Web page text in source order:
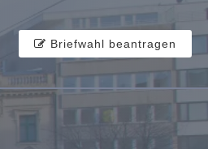
Briefwahl beantragen